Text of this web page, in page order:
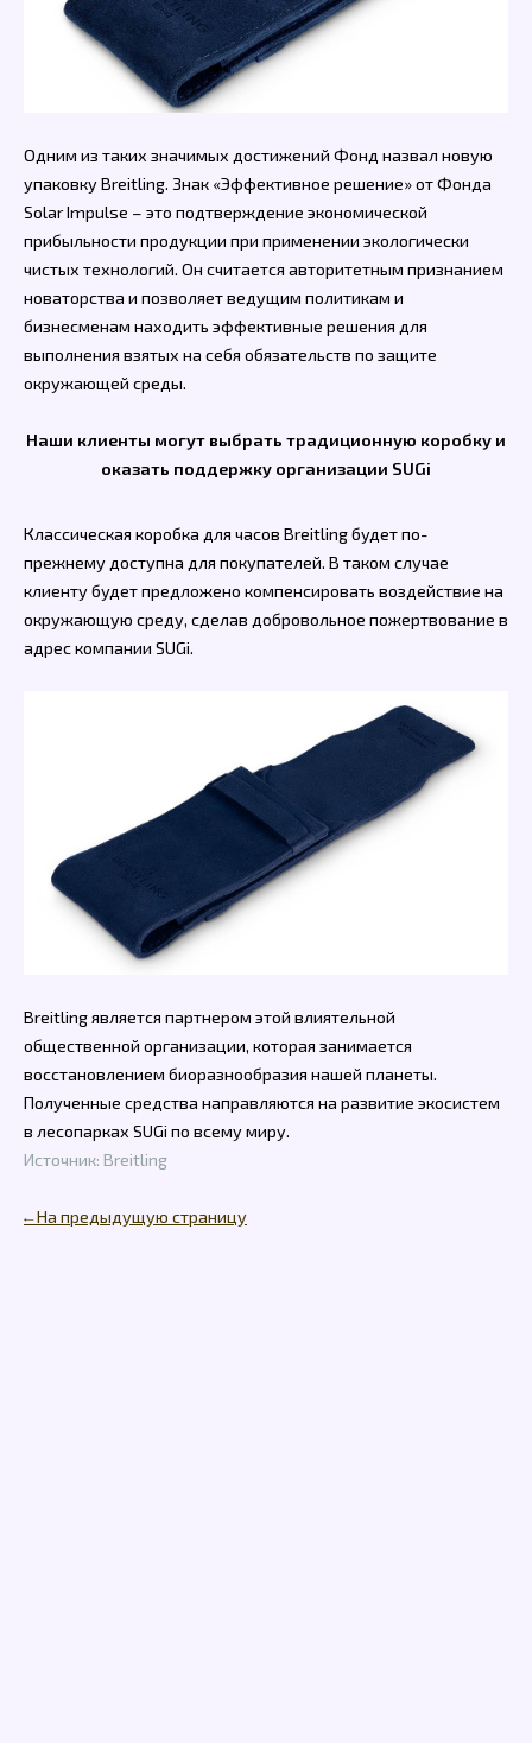
Одним из таких значимых достижений Фонд назвал новую
упаковку Breitling. Знак «Эффективное решение» от Фонда
Solar Impulse – это подтверждение экономической
прибыльности продукции при применении экологически
чистых технологий. Он считается авторитетным признанием
новаторства и позволяет ведущим политикам и
бизнесменам находить эффективные решения для
выполнения взятых на себя обязательств по защите
окружающей среды.
Наши клиенты могут выбрать традиционную коробку и
оказать поддержку организации SUGi
Классическая коробка для часов Breitling будет по-
прежнему доступна для покупателей. В таком случае
клиенту будет предложено компенсировать воздействие на
окружающую среду, сделав добровольное пожертвование в
адрес компании SUGi.
Breitling является партнером этой влиятельной
общественной организации, которая занимается
восстановлением биоразнообразия нашей планеты.
Полученные средства направляются на развитие экосистем
в лесопарках SUGi по всему миру.
Источник: Breitling
← На предыдущую страницу